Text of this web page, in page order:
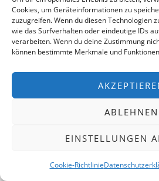
Cookies, um Geräteinformationen zu
zuzugreifen. Wenn du diesen Technologien
wie das Surfverhalten oder eindeutige IDs
verarbeiten. Wenn du deine Zustimmung
können bestimmte Merkmale und
ABLEHNEN
EINSTELLUNGEN
Cookie-Richtlinie